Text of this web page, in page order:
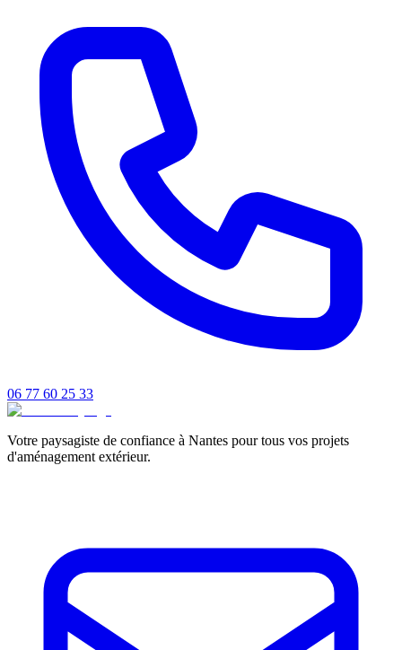
06 77 60 25 33
Votre paysagiste de confiance à Nantes pour tous vos projets
d'aménagement extérieur.